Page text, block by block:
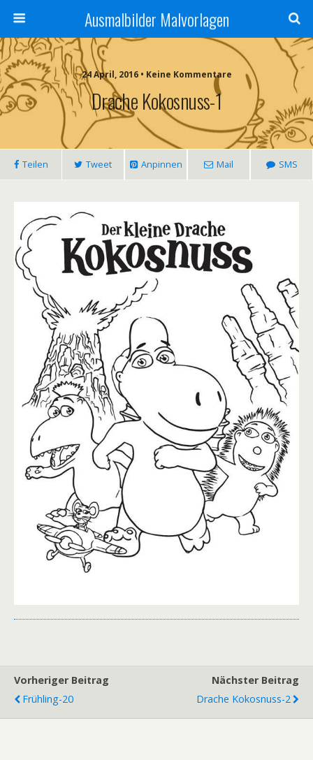
Ausmalbilder Malvorlagen
24 April, 2016 • Keine Kommentare
Drache Kokosnuss-1
Teilen Tweet Anpinnen Mail SMS
Vorheriger Beitrag
Frühling-20
Nächster Beitrag
Drache Kokosnuss-2